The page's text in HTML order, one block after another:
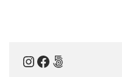
Instagram
Facebook
500px